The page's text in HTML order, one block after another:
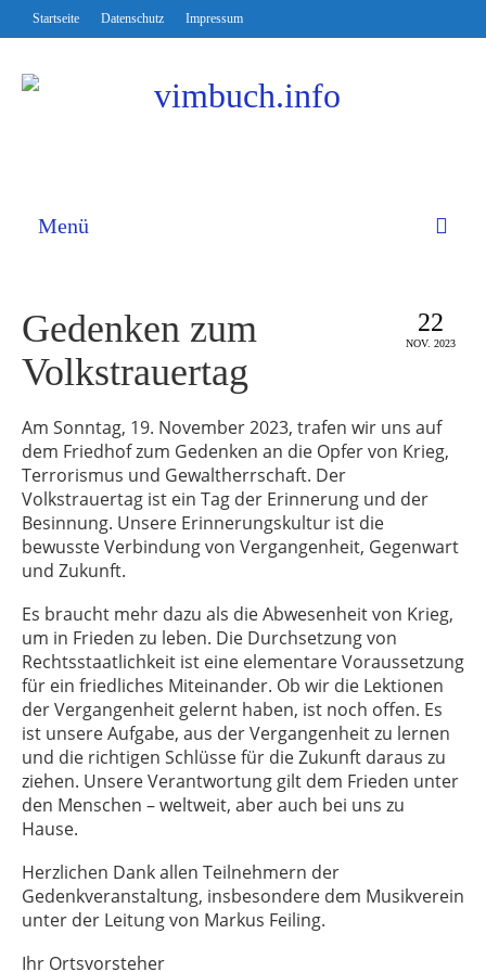
Startseite Datenschutz Impressum
Menü
22
NOV. 2023
Gedenken zum
Volkstrauertag
Am Sonntag, 19. November 2023, trafen wir uns auf
dem Friedhof zum Gedenken an die Opfer von Krieg,
Terrorismus und Gewaltherrschaft. Der
Volkstrauertag ist ein Tag der Erinnerung und der
Besinnung. Unsere Erinnerungskultur ist die
bewusste Verbindung von Vergangenheit, Gegenwart
und Zukunft.
Es braucht mehr dazu als die Abwesenheit von Krieg,
um in Frieden zu leben. Die Durchsetzung von
Rechtsstaatlichkeit ist eine elementare Voraussetzung
für ein friedliches Miteinander. Ob wir die Lektionen
der Vergangenheit gelernt haben, ist noch offen. Es
ist unsere Aufgabe, aus der Vergangenheit zu lernen
und die richtigen Schlüsse für die Zukunft daraus zu
ziehen. Unsere Verantwortung gilt dem Frieden unter
den Menschen – weltweit, aber auch bei uns zu
Hause.
Herzlichen Dank allen Teilnehmern der
Gedenkveranstaltung, insbesondere dem Musikverein
unter der Leitung von Markus Feiling.
Ihr Ortsvorsteher